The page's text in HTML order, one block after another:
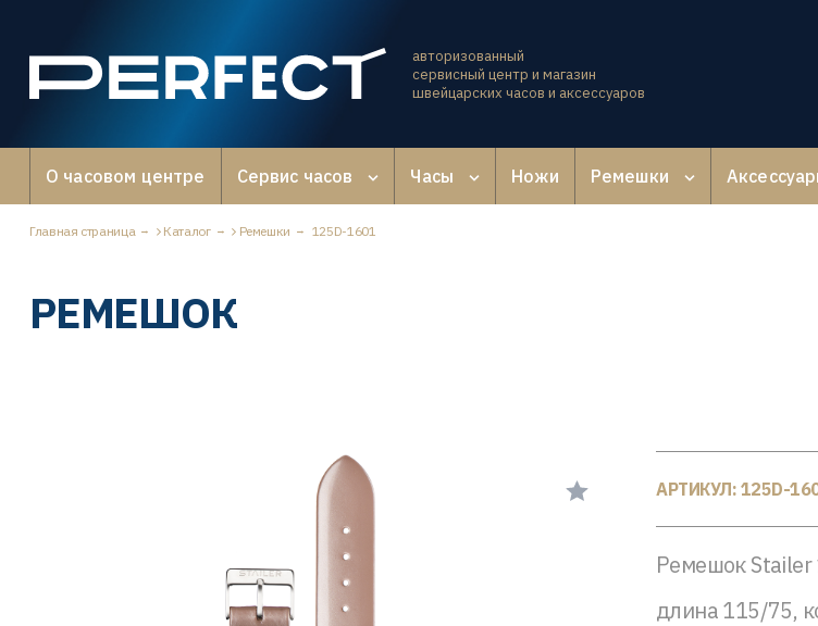
авторизованный
сервисный центр и магазин
швейцарских часов и аксессуаров
О часовом центре Сервис часов Часы Ножи Ремешки
Главная страница Каталог Ремешки 125D-1601
РЕМЕШОК
АРТИКУЛ: 125D-
Ремешок
длина 115/75,